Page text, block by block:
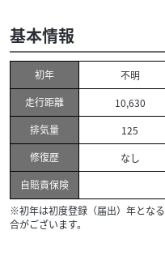
基本情報
初年 不明
走行距離
10,630
排気量
125
修復歴
なし
自賠責保険
※初年は初度登録（届出）年とな
合がございます。